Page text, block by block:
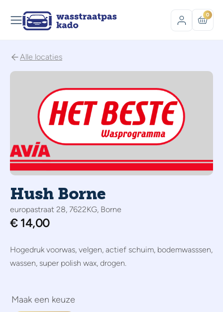
0
Alle locaties
Hush Borne
europastraat 28, 7622KG, Borne
Hogedruk voorwas, velgen, actief schuim, bodemwasssen,
wassen, super polish wax, drogen.
€14,00